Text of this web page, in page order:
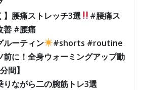
】腰痛ストレッチ3選
#腰痛ス
善 #腰痛
ルーティン
#shorts #routine
前に！全身ウォーミングアップ動
間】
りながら二の腕筋トレ3選